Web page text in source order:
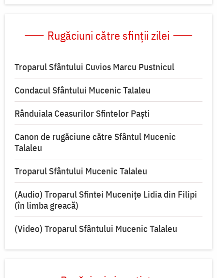
Rugăciuni către sfinții zilei
Troparul Sfântului Cuvios Marcu Pustnicul
Condacul Sfântului Mucenic Talaleu
Rânduiala Ceasurilor Sfintelor Paști
Canon de rugăciune către Sfântul Mucenic
Talaleu
Troparul Sfântului Mucenic Talaleu
(Audio) Troparul Sfintei Mucenițe Lidia din Filipi
(în limba greacă)
(Video) Troparul Sfântului Mucenic Talaleu